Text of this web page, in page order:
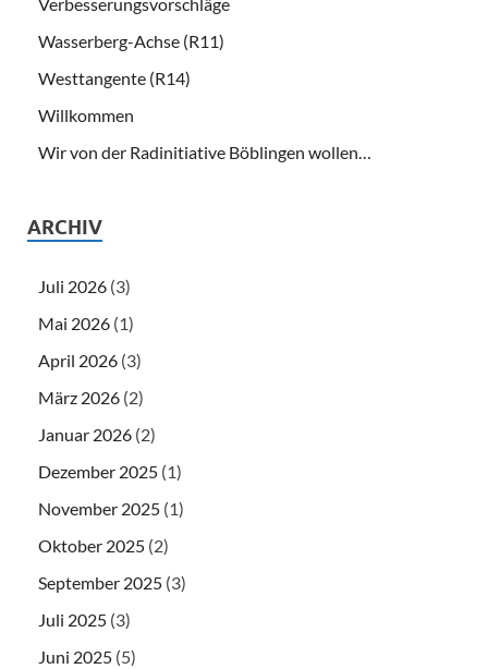
Wasserberg-Achse (R11)
Westtangente (R14)
Willkommen
Wir von der Radinitiative Böblingen wollen…
ARCHIV
Juli 2026 (3)
Mai 2026 (1)
April 2026 (3)
März 2026 (2)
Januar 2026 (2)
Dezember 2025 (1)
November 2025 (1)
Oktober 2025 (2)
September 2025 (3)
Juli 2025 (3)
Juni 2025 (5)